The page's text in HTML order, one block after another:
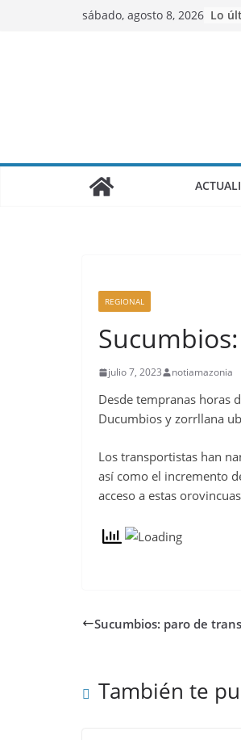
sábado, agosto 8, 2026 Lo
REGIONAL
julio 7, 2023 notiamazonia
Desde tempranas horas
Ducumbios y zorrllana
Los transportistas han
así como el incremento
acceso a estas
Sucumbios: paro de
También te